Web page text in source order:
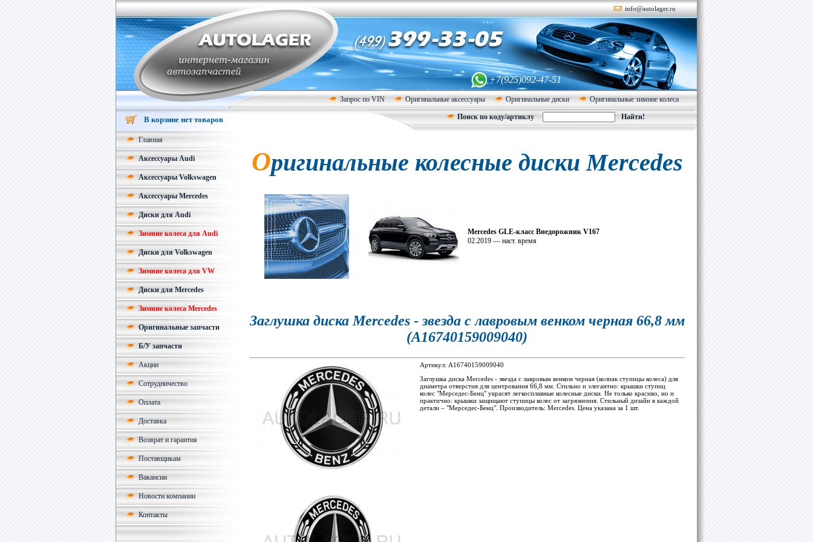
info@autolager.ru
+7(925)092-47-51
Запрос по VIN Оригинальные аксессуары Оригинальные диски Оригинальные зимние колеса
Поиск по коду/артиклу
В корзине нет товаров
Главная
Аксессуары Audi
Аксессуары Volkswagen
Аксессуары Mercedes
Диски для Audi
Зимние колеса для Audi
Диски для Volkswagen
Зимние колеса для VW
Диски для Mercedes
Зимние колеса Mercedes
Оригинальные запчасти
Б/У запчасти
Акции
Сотрудничество
Оплата
Доставка
Возврат и гарантия
Поставщикам
Вакансии
Новости компании
Контакты
Оригинальные колесные диски Mercedes
Mercedes GLE-класс Внедорожник V167
02.2019 — наст. время
Заглушка диска Mercedes - звезда с лавровым венком черная 66,8 мм
(A16740159009040)
Артикул: A16740159009040
Заглушка диска Mercedes - звезда с лавровым венком черная (колпак ступицы колеса) для
диаметра отверстия для центрования 66,8 мм. Стильно и элегантно: крышки ступиц
колес "Мерседес-Бенц" украсят легкосплавные колесные диски. Не только красиво, но и
практично: крышки защищают ступицы колес от загрязнения. Стильный дизайн в каждой
детали – "Мерседес-Бенц". Производитель: Mercedes. Цена указана за 1 шт.